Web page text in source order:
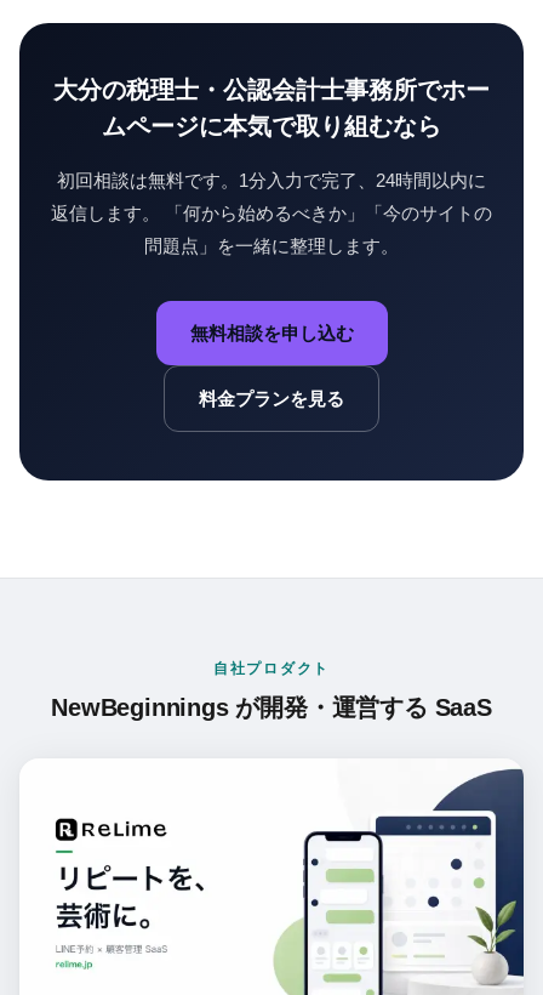
大分の税理士・公認会計士事務所でホー
ムページに本気で取り組むなら
初回相談は無料です。1分入力で完了、24時間以内に
返信します。 「何から始めるべきか」「今のサイトの
問題点」を一緒に整理します。
無料相談を申し込む
料金プランを見る
自社プロダクト
NewBeginnings が開発・運営する SaaS